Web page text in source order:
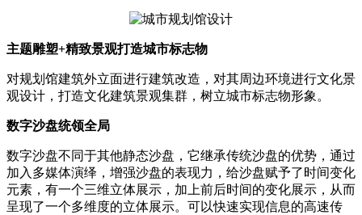
主题雕塑+精致景观打造城市标志物
对规划馆建筑外立面进行建筑改造，对其周边环境进行文化景
观设计，打造文化建筑景观集群，树立城市标志物形象。
数字沙盘统领全局
数字沙盘不同于其他静态沙盘，它继承传统沙盘的优势，通过
加入多媒体演绎，增强沙盘的表现力，给沙盘赋予了时间变化
元素，有一个三维立体展示，加上前后时间的变化展示，从而
呈现了一个多维度的立体展示。可以快速实现信息的高速传